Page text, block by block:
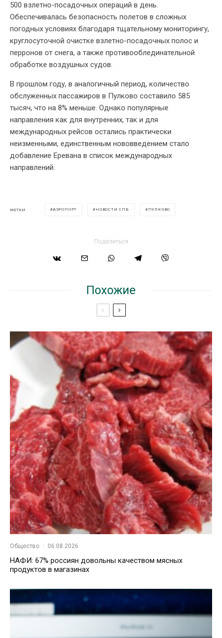
500 взлетно-посадочных операций в день.
Обеспечивалась безопасность полетов в сложных
погодных условиях благодаря тщательному мониторингу,
круглосуточной очистке взлетно-посадочных полос и
перронов от снега, а также противооблединательной
обработке воздушных судов.
В прошлом году, в аналогичный период, количество
обслуженных пассажиров в Пулково составило 585
тысяч, что на 8% меньше. Однако популярные
направления как для внутренних, так и для
международных рейсов остались практически
неизменными, единственным нововведением стало
добавление Еревана в список международных
направлений.
МЕТКИ АЭРОПОРТ НОВОСТИ СПБ ПУЛКОВО
Поделиться
Похожие
Общество · 06.08.2026
НАФИ: 67% россиян довольны качеством мясных
продуктов в магазинах